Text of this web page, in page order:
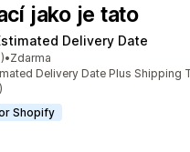
jako je tato
Delivery Date
recenzí: 867
•Zdarma
Delivery Date Plus Shipping
Shopify